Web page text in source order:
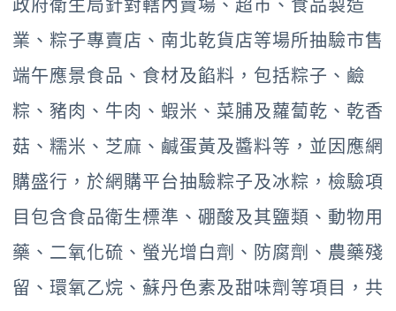
政府衛生局針對轄內賣場、超市、食品製造
業、粽子專賣店、南北乾貨店等場所抽驗市售
端午應景食品、食材及餡料，包括粽子、鹼
粽、豬肉、牛肉、蝦米、菜脯及蘿蔔乾、乾香
菇、糯米、芝麻、鹹蛋黃及醬料等，並因應網
購盛行，於網購平台抽驗粽子及冰粽，檢驗項
目包含食品衛生標準、硼酸及其鹽類、動物用
藥、二氧化硫、螢光增白劑、防腐劑、農藥殘
留、環氧乙烷、蘇丹色素及甜味劑等項目，共